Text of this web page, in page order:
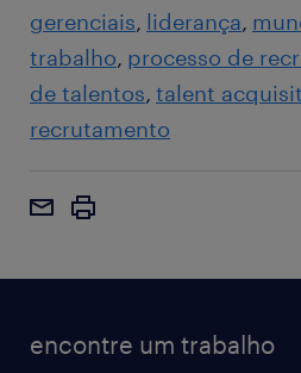
gerenciais liderança
trabalho processo de
de talentos talent
recrutamento
encontre um trabalho